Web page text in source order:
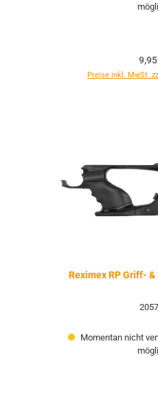
Preise inkl. MwSt.
Reximex RP Griff-
Momentan nicht